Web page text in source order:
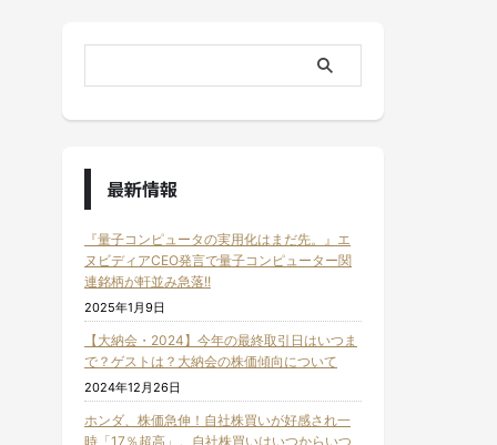
最新情報
『量子コンピュータの実用化はまだ先。』エ
ヌビディアCEO発言で量子コンピューター関
連銘柄が軒並み急落!!
2025年1月9日
【大納会・2024】今年の最終取引日はいつま
で？ゲストは？大納会の株価傾向について
2024年12月26日
ホンダ、株価急伸！自社株買いが好感され一
時「17％超高」。自社株買いはいつからいつ